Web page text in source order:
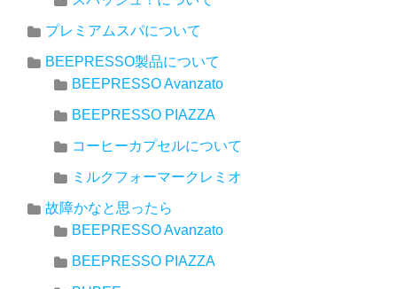
プレミアムスパについて
BEEPRESSO製品について
BEEPRESSO Avanzato
BEEPRESSO PIAZZA
コーヒーカプセルについて
ミルクフォーマークレミオ
故障かなと思ったら
BEEPRESSO Avanzato
BEEPRESSO PIAZZA